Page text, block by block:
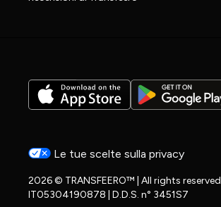
Le tue scelte sulla privacy
2026 © TRANSFEERO™ | All rights reserved |
IT05304190878 | D.D.S. n° 3451S7